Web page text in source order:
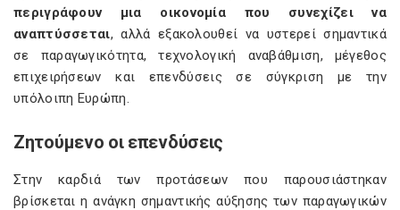
περιγράφουν μια οικονομία που συνεχίζει να
αναπτύσσεται, αλλά εξακολουθεί να υστερεί σημαντικά
σε παραγωγικότητα, τεχνολογική αναβάθμιση, μέγεθος
επιχειρήσεων και επενδύσεις σε σύγκριση με την
υπόλοιπη Ευρώπη.
Ζητούμενο οι επενδύσεις
Στην καρδιά των προτάσεων που παρουσιάστηκαν
βρίσκεται η ανάγκη σημαντικής αύξησης των παραγωγικών